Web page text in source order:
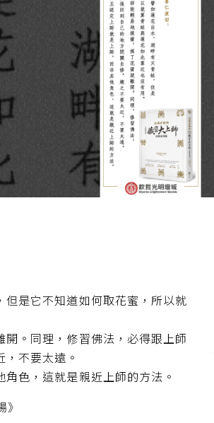
是它不知道如何取花蜜，所以就
。同理，修習佛法，必得跟上師
不要太遠。
色，這就是親近上師的方法。